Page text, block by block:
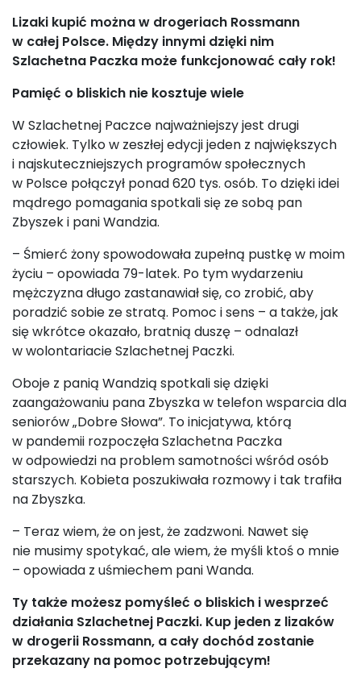
Lizaki kupić można w drogeriach Rossmann
w całej Polsce. Między innymi dzięki nim
Szlachetna Paczka może funkcjonować cały rok!
Pamięć o bliskich nie kosztuje wiele
W Szlachetnej Paczce najważniejszy jest drugi
człowiek. Tylko w zeszłej edycji jeden z największych
i najskuteczniejszych programów społecznych
w Polsce połączył ponad 620 tys. osób. To dzięki idei
mądrego pomagania spotkali się ze sobą pan
Zbyszek i pani Wandzia.
– Śmierć żony spowodowała zupełną pustkę w moim
życiu – opowiada 79-latek. Po tym wydarzeniu
mężczyzna długo zastanawiał się, co zrobić, aby
poradzić sobie ze stratą. Pomoc i sens – a także, jak
się wkrótce okazało, bratnią duszę – odnalazł
w wolontariacie Szlachetnej Paczki.
Oboje z panią Wandzią spotkali się dzięki
zaangażowaniu pana Zbyszka w telefon wsparcia dla
seniorów „Dobre Słowa”. To inicjatywa, którą
w pandemii rozpoczęła Szlachetna Paczka
w odpowiedzi na problem samotności wśród osób
starszych. Kobieta poszukiwała rozmowy i tak trafiła
na Zbyszka.
– Teraz wiem, że on jest, że zadzwoni. Nawet się
nie musimy spotykać, ale wiem, że myśli ktoś o mnie
– opowiada z uśmiechem pani Wanda.
Ty także możesz pomyśleć o bliskich i wesprzeć
działania Szlachetnej Paczki. Kup jeden z lizaków
w drogerii Rossmann, a cały dochód zostanie
przekazany na pomoc potrzebującym!